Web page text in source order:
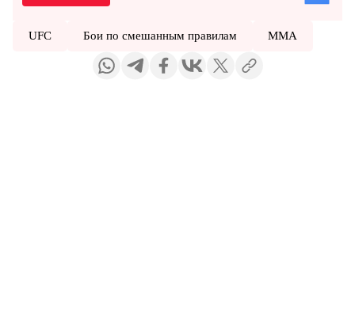
UFC Бои по смешанным правилам ММА